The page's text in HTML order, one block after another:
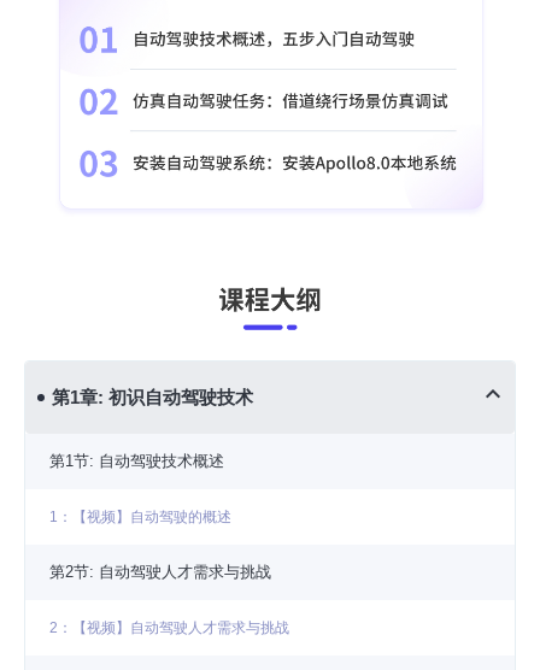
第1章: 初识自动驾驶技术
第1节: 自动驾驶技术概述
1：【视频】自动驾驶的概述
第2节: 自动驾驶人才需求与挑战
2：【视频】自动驾驶人才需求与挑战